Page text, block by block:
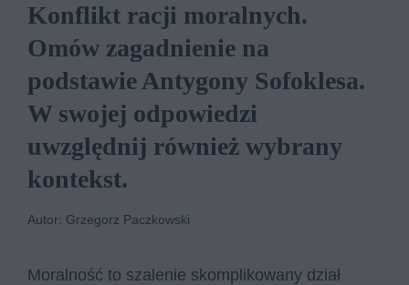
Konflikt racji moralnych.
Omów zagadnienie na
podstawie Antygony Sofoklesa.
W swojej odpowiedzi
uwzględnij również wybrany
kontekst.
Autor: Grzegorz Paczkowski
Moralność to szalenie skomplikowany dział